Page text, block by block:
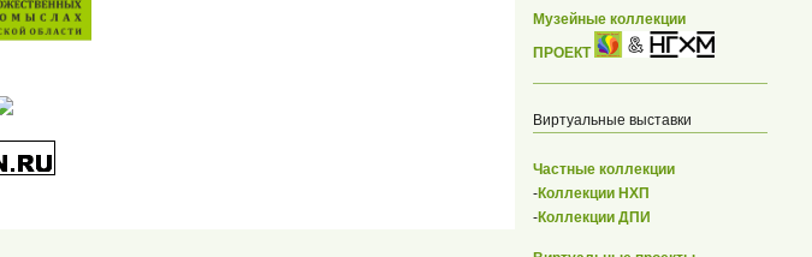
Музейные коллекции
ПРОЕКТ
Виртуальные выставки
Частные коллекции
-Коллекции НХП
-Коллекции ДПИ